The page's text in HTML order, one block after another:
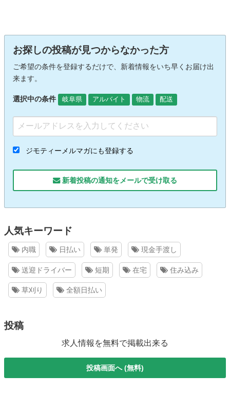
お探しの投稿が見つからなかった方
ご希望の条件を登録するだけで、新着情報をいち早くお届け出
来ます。
選択中の条件 岐阜県 アルバイト 物流 配送
ジモティーメルマガにも登録する
新着投稿の通知をメールで受け取る
人気キーワード
内職 日払い 単発 現金手渡し
送迎ドライバー 短期 在宅 住み込み
草刈り 全額日払い
投稿
求人情報を無料で掲載出来る
投稿画面へ (無料)